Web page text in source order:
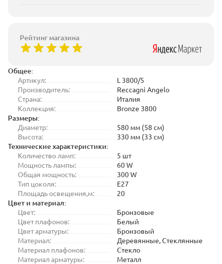
Общее:
Артикул:
L 3800/5
Производитель:
Reccagni Angelo
Страна:
Италия
Коллекция:
Bronze 3800
Размеры:
Диаметр:
580 мм (58 см)
Высота:
330 мм (33 см)
Технические характеристики:
Количество ламп:
5 шт
Мощность лампы:
60 W
Общая мощность:
300 W
Тип цоколя:
E27
Площадь освещения,м:
20
Цвет и материал:
Цвет:
Бронзовые
Цвет плафонов:
Белый
Цвет арматуры:
Бронзовый
Материал:
Деревянные, Стеклянные
Материал плафонов:
Стекло
Материал арматуры:
Металл
Рейтинг магазина